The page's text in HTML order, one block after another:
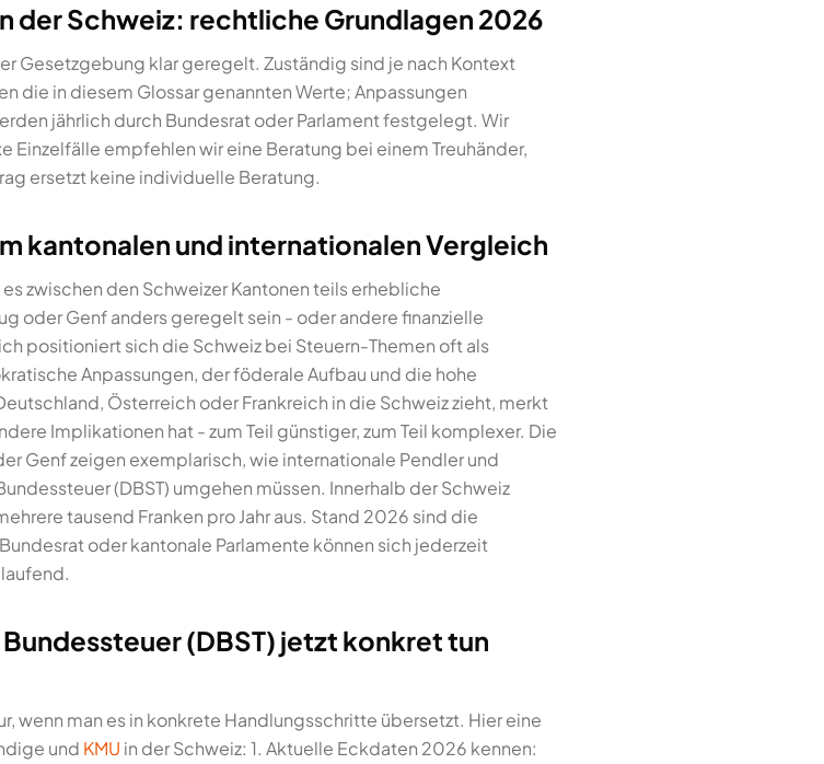
der Schweiz: rechtliche Grundlagen 2026
Gesetzgebung klar geregelt. Zuständig sind je nach Kontext
die in diesem Glossar genannten Werte; Anpassungen
jährlich durch Bundesrat oder Parlament festgelegt. Wir
Einzelfälle empfehlen wir eine Beratung bei einem Treuhänder,
ersetzt keine individuelle Beratung.
kantonalen und internationalen Vergleich
zwischen den Schweizer Kantonen teils erhebliche
oder Genf anders geregelt sein - oder andere finanzielle
positioniert sich die Schweiz bei Steuern-Themen oft als
Anpassungen, der föderale Aufbau und die hohe
Österreich oder Frankreich in die Schweiz zieht, merkt
Implikationen hat - zum Teil günstiger, zum Teil komplexer. Die
Genf zeigen exemplarisch, wie internationale Pendler und
(DBST) umgehen müssen. Innerhalb der Schweiz
tausend Franken pro Jahr aus. Stand 2026 sind die
oder kantonale Parlamente können sich jederzeit
(DBST) jetzt konkret tun
wenn man es in konkrete Handlungsschritte übersetzt. Hier eine
und KMU in der Schweiz: 1. Aktuelle Eckdaten 2026 kennen: